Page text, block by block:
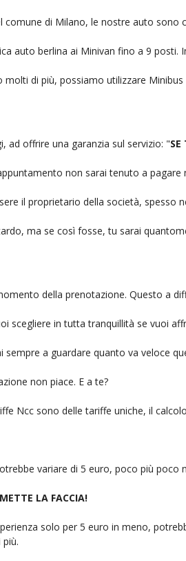
comune di Milano, le nostre auto sono
auto berlina ai Minivan fino a 9 posti.
molti di più, possiamo utilizzare
ad offrire una garanzia sul servizio: "SE
non sarai tenuto a pagare
il proprietario della società, spesso
ma se così fosse, tu sarai
della prenotazione. Questo a
scegliere in tutta tranquillità se vuoi
a guardare quanto va veloce
non piace. E a te?
Ncc sono delle tariffe uniche, il
variare di 5 euro, poco più poco
LA FACCIA!
solo per 5 euro in meno,